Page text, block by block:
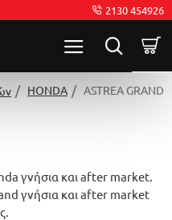
2130 454926
HONDA ASTREA GRAND
γνήσια και after market.
γνήσια και after market